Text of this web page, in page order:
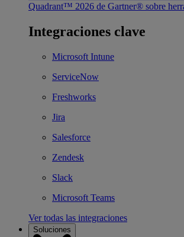
Quadrant™ 2026 de Gartner® sobre
Integraciones clave
Microsoft Intune
ServiceNow
Freshworks
Jira
Salesforce
Zendesk
Slack
Microsoft Teams
Ver todas las integraciones
Soluciones